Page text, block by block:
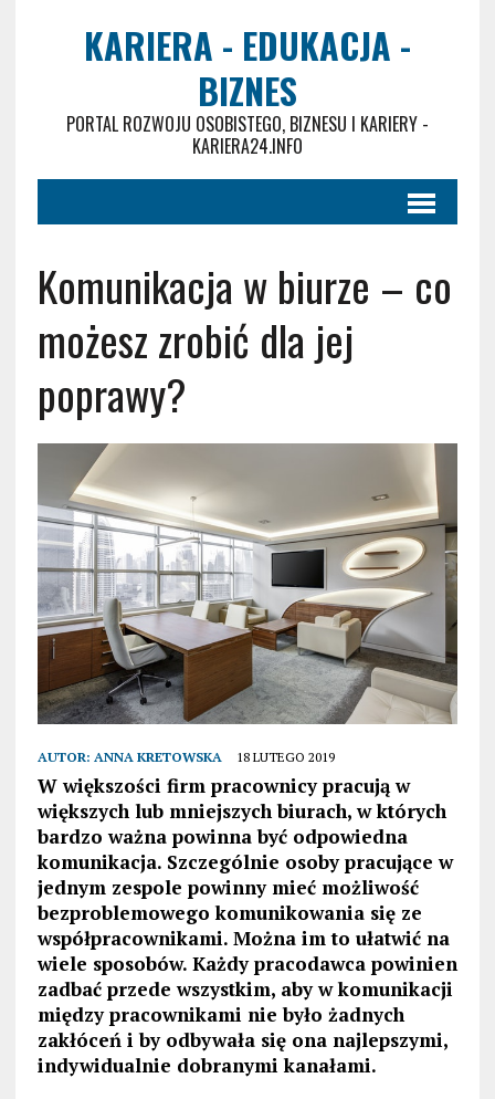
KARIERA - EDUKACJA -
BIZNES
PORTAL ROZWOJU OSOBISTEGO, BIZNESU I KARIERY -
KARIERA24.INFO
Komunikacja w biurze – co
możesz zrobić dla jej
poprawy?
AUTOR: ANNA KRETOWSKA 18 LUTEGO 2019
W większości firm pracownicy pracują w
większych lub mniejszych biurach, w których
bardzo ważna powinna być odpowiedna
komunikacja. Szczególnie osoby pracujące w
jednym zespole powinny mieć możliwość
bezproblemowego komunikowania się ze
współpracownikami. Można im to ułatwić na
wiele sposobów. Każdy pracodawca powinien
zadbać przede wszystkim, aby w komunikacji
między pracownikami nie było żadnych
zakłóceń i by odbywała się ona najlepszymi,
indywidualnie dobranymi kanałami.